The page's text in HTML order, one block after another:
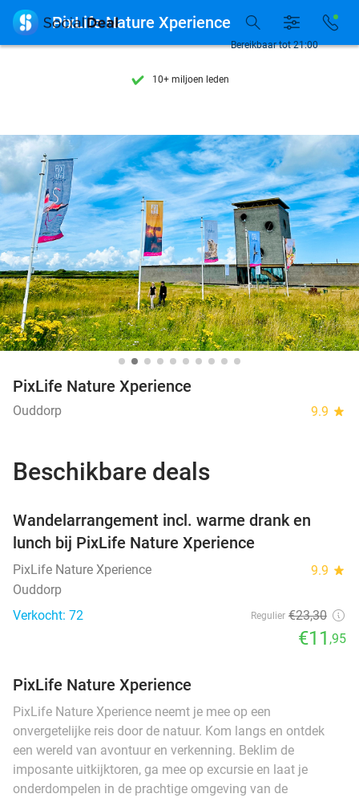
7 dagen per week beschikbaar
10+ miljoen leden
7 dagen per week beschikbaar
10+ miljoen leden
Bereikbaar tot 21:00
 PixLife Nature Xperience
PixLife Nature Xperience
Ouddorp 9.9 star
Beschikbare deals
Wandelarrangement incl. warme drank en
lunch bij PixLife Nature Xperience
PixLife Nature Xperience 9.9 star
Ouddorp
Verkocht: 72
Regulier €23,30
€11 ,95
PixLife Nature Xperience
PixLife Nature Xperience neemt je mee op een
onvergetelijke reis door de natuur. Kom langs en ontdek
een wereld van avontuur en verkenning. Beklim de
imposante uitkijktoren, ga mee op excursie en laat je
onderdompelen in de prachtige omgeving van de